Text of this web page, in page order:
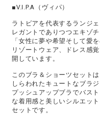
■V.I.P.A（ヴィパ）
ラトビアを代表するランジ
レガントでありつつエキゾ
「女性に夢や希望そして愛
リゾートウェア、ドレス感
開しています。
このブラ＆ショーツセット
しらわれたキュートなブラ
プッシュアップブラでバス
な着用感と美しいシルエッ
セットです。